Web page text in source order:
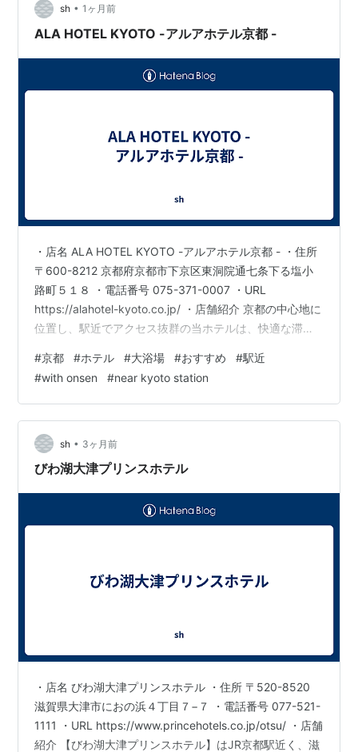
sh • 1ヶ月前
ALA HOTEL KYOTO -アルアホテル京都 -
・店名 ALA HOTEL KYOTO -アルアホテル京都 - ・住所
〒600-8212 京都府京都市下京区東洞院通七条下る塩小
路町５１８ ・電話番号 075-371-0007 ・URL
https://alahotel-kyoto.co.jp/ ・店舗紹介 京都の中心地に
位置し、駅近でアクセス抜群の当ホテルは、快適な滞在
れを癒すことができるため、多くのお客様から高い評価
をいただいています。京都観光の拠点として便利な立地
でありながら、落ち着いた雰囲気の中で心地よい時間を
お過ごしいただけます。温泉の癒しと街の便利さを兼ね
備えた、京都のホテルおす…
#京都 #ホテル #大浴場 #おすすめ #駅近
#with onsen #near kyoto station
sh • 3ヶ月前
びわ湖大津プリンスホテル
・店名 びわ湖大津プリンスホテル ・住所 〒520-8520
滋賀県大津市におの浜４丁目７−７ ・電話番号 077-521-
1111 ・URL https://www.princehotels.co.jp/otsu/ ・店舗
紹介 【びわ湖大津プリンスホテル】はJR京都駅近く、滋